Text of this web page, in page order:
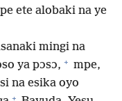
ete alobaki na ye
mingi na
ya pɔsɔ, + mpe,
na esika oyo
+